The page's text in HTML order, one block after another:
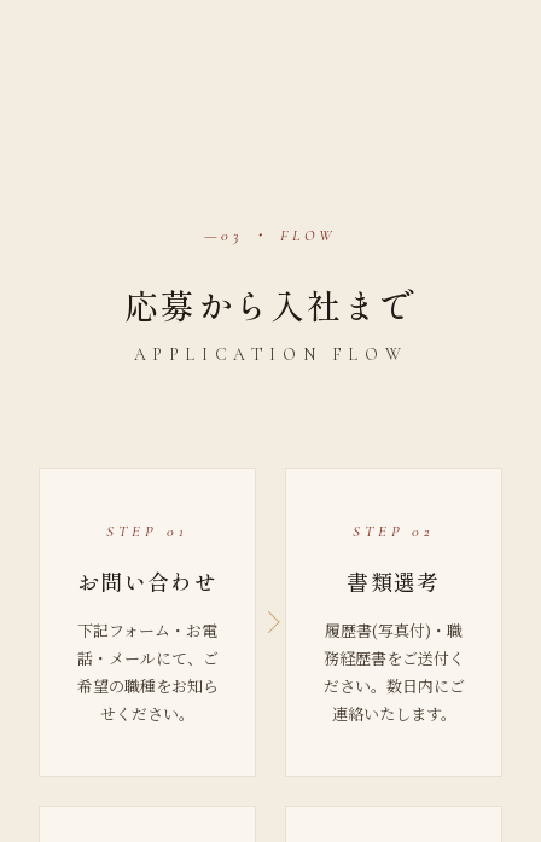
03 ・ FLOW
応募から入社まで
APPLICATION FLOW
STEP 01
お問い合わせ
下記フォーム・お電
話・メールにて、ご
希望の職種をお知ら
せください。
STEP 02
書類選考
履歴書(写真付)・職
務経歴書をご送付く
ださい。数日内にご
連絡いたします。